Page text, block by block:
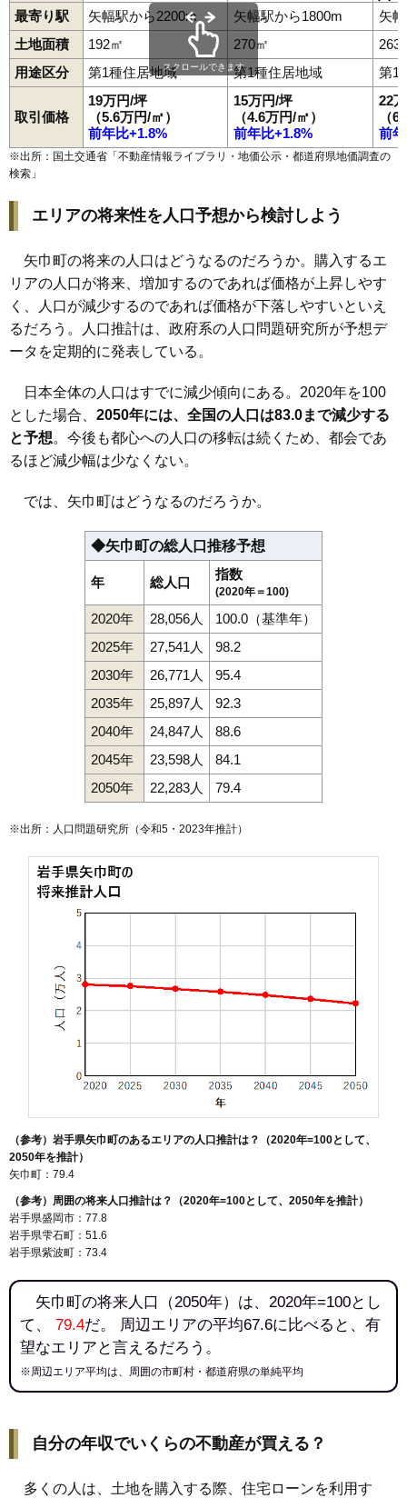
最寄り駅 矢幅駅から2200m 矢幅駅から1800m
矢
土地面積
192㎡ 270㎡
263
用途区分
第1種住居地域 第1種住居地域 第1
取引価格
19万円/坪
（5.6万円/㎡）
前年比+1.8%
15万円/坪
（4.6万円/㎡）
前年比+1.8%
22
（
前
スクロールできます
※出所：国土交通省「不動産情報ライブラリ・地価公示・都道府県地価調査の
検索 」
エリアの将来性を人口予想から検討しよう
矢巾町の将来の人口はどうなるのだろうか。購入するエ
リアの人口が将来、増加するのであれば価格が上昇しやす
く、人口が減少するのであれば価格が下落しやすいといえ
るだろう。人口推計は、政府系の人口問題研究所が予想デ
ータを定期的に発表している。
日本全体の人口はすでに減少傾向にある。2020年を100
とした場合、 2050年には、全国の人口は83.0まで減少する
と予想。今後も都心への人口の移転は続くため、都会であ
るほど減少幅は少なくない。
では、矢巾町はどうなるのだろうか。
◆矢巾町の総人口推移予想
年 総人口
指数
(2020年＝100)
2020年 28,056人
100.0（基準年）
2025年
27,541人
98.2
2030年
26,771人
95.4
2035年
25,897人
92.3
2040年
24,847人
88.6
2045年
23,598人
84.1
2050年
22,283人 79.4
※出所：人口問題研究所（令和5・2023年推計）
（参考）岩手県矢巾町のあるエリアの人口推計は？（2020年=100として、
2050年を推計）
矢巾町：79.4
（参考）周囲の将来人口推計は？（2020年=100として、2050年を推計）
岩手県盛岡市：77.8
岩手県雫石町：51.6
岩手県紫波町：73.4
矢巾町の将来人口（2050年）は、2020年=100とし
て、 79.4だ。 周辺エリアの平均67.6に比べると、有
望なエリアと言えるだろう。
※周辺エリア平均は、周囲の市町村・都道府県の単純平均
自分の年収でいくらの不動産が買える？
多くの人は、土地を購入する際、住宅ローンを利用す
北矢幅 白沢高田西徳田広宮沢 藤沢 又兵エ新田南矢幅
流通センター南
矢幅駅